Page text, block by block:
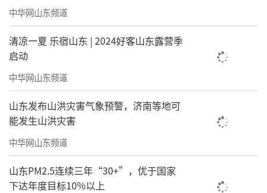
中华网山东频道
清凉一夏 乐宿山东 | 2024好客山东露营季
启动
中华网山东频道
山东发布山洪灾害气象预警，济南等地可
能发生山洪灾害
中华网山东频道
山东PM2.5连续三年“30+”，优于国家
下达年度目标10%以上